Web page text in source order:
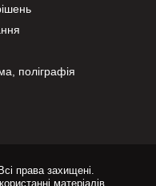
поліграфія
права захищені.
матеріалів